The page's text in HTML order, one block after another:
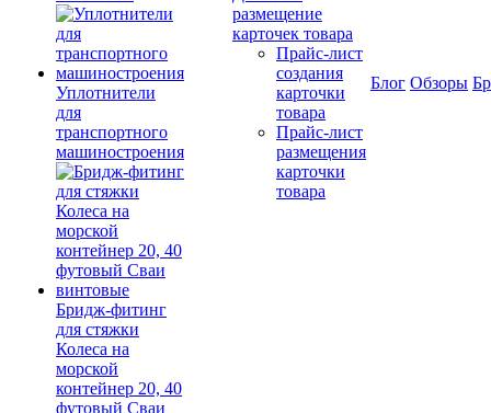
Уплотнители
для
транспортного
машиностроения
Бридж-фитинг
для стяжки
Колеса на
морской
контейнер 20, 40
футовый Сваи
размещение
карточек товара
Прайс-лист
создания
карточки
товара
Прайс-лист
размещения
карточки
товара
Блог Обзоры